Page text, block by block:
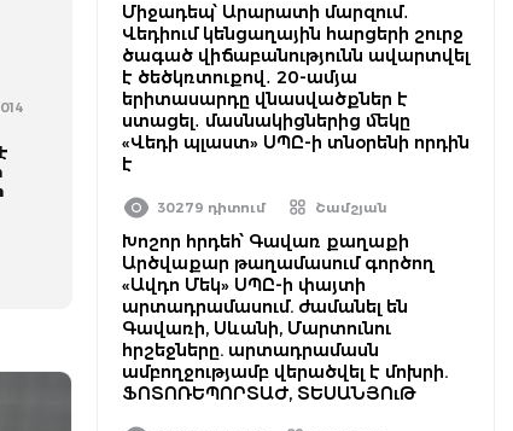
Միջադեպ՝ Արարատի մարզում․
Վեդիում կենցաղային հարցերի շուրջ
ծագած վիճաբանությունն ավարտվել
է ծեծկռտուքով․ 20-ամյա
երիտասարդը վնասվածքներ է
ստացել․ մասնակիցներից մեկը
«Վեդի պլաստ» ՍՊԸ-ի տնօրենի որդին
է
30279 դիտում Շամշյան
Խոշոր հրդեհ՝ Գավառ քաղաքի
Արծվաքար թաղամասում գործող
«Ավդո Մեկ» ՍՊԸ-ի փայտի
արտադրամասում. ժամանել են
Գավառի, Սևանի, Մարտունու
հրշեջները. արտադրամասն
ամբողջությամբ վերածվել է մոխրի.
ՖՈՏՈՌԵՊՈՐՏԱԺ, ՏԵՍԱՆՅՈւԹ